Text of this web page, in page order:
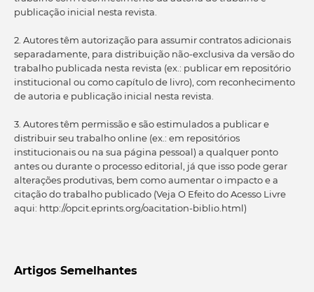
publicação inicial nesta revista.
2. Autores têm autorização para assumir contratos adicionais
separadamente, para distribuição não-exclusiva da versão do
trabalho publicada nesta revista (ex.: publicar em repositório
institucional ou como capítulo de livro), com reconhecimento
de autoria e publicação inicial nesta revista.
3. Autores têm permissão e são estimulados a publicar e
distribuir seu trabalho online (ex.: em repositórios
institucionais ou na sua página pessoal) a qualquer ponto
antes ou durante o processo editorial, já que isso pode gerar
alterações produtivas, bem como aumentar o impacto e a
citação do trabalho publicado (Veja O Efeito do Acesso Livre
aqui: http://opcit.eprints.org/oacitation-biblio.html)
Artigos Semelhantes